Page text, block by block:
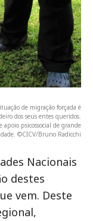
de migração forçada é
dos seus entes queridos.
psicossocial de grande
©CICV/Bruno Radicchi
Nacionais
destes
vem. Deste